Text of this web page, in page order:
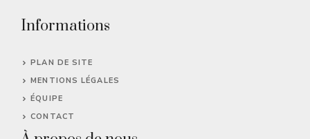
Informations
PLAN DE SITE
MENTIONS LÉGALES
ÉQUIPE
CONTACT